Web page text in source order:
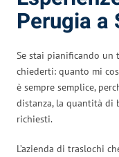
Perugia a
Se stai pianificando un
chiederti: quanto mi
è sempre semplice,
distanza, la quantità di
richiesti.
L’azienda di traslochi